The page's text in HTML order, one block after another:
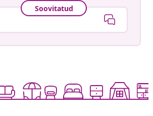
Soovitatud